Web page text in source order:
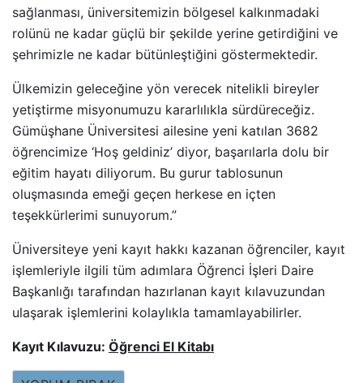
sağlanması, üniversitemizin bölgesel kalkınmadaki
rolünü ne kadar güçlü bir şekilde yerine getirdiğini ve
şehrimizle ne kadar bütünleştiğini göstermektedir.
Ülkemizin geleceğine yön verecek nitelikli bireyler
yetiştirme misyonumuzu kararlılıkla sürdüreceğiz.
Gümüşhane Üniversitesi ailesine yeni katılan 3682
öğrencimize ‘Hoş geldiniz’ diyor, başarılarla dolu bir
eğitim hayatı diliyorum. Bu gurur tablosunun
oluşmasında emeği geçen herkese en içten
teşekkürlerimi sunuyorum.”
Üniversiteye yeni kayıt hakkı kazanan öğrenciler, kayıt
işlemleriyle ilgili tüm adımlara Öğrenci İşleri Daire
Başkanlığı tarafından hazırlanan kayıt kılavuzundan
ulaşarak işlemlerini kolaylıkla tamamlayabilirler.
Kayıt Kılavuzu: Öğrenci El Kitabı